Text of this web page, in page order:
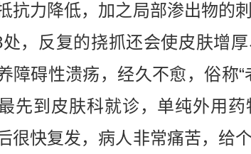
抗力降低，加之局部渗出物的
，反复的挠抓还会使皮肤增
障碍性溃疡，经久不愈，俗称
先到皮肤科就诊，单纯外用
很快复发，病人非常痛苦，给